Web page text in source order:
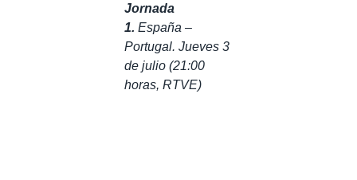
Jornada
1. España –
Portugal. Jueves 3
de julio (21:00
horas, RTVE)